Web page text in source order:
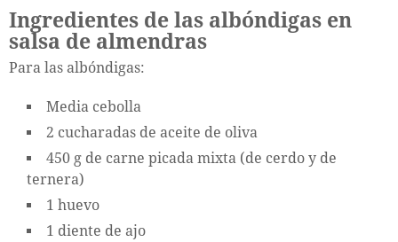
Ingredientes de las albóndigas en
salsa de almendras
Para las albóndigas:
Media cebolla
2 cucharadas de aceite de oliva
450 g de carne picada mixta (de cerdo y de
ternera)
1 huevo
1 diente de ajo